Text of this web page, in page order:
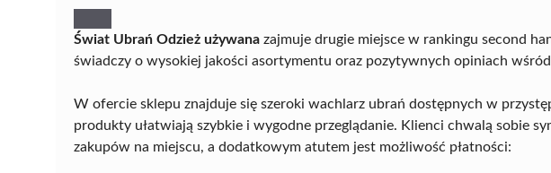
Świat Ubrań Odzież używana zajmuje drugie miejsce w rankingu second
świadczy o wysokiej jakości asortymentu oraz pozytywnych opiniach
W ofercie sklepu znajduje się szeroki wachlarz ubrań dostępnych w
produkty ułatwiają szybkie i wygodne przeglądanie. Klienci chwalą sobie
zakupów na miejscu, a dodatkowym atutem jest możliwość płatności: